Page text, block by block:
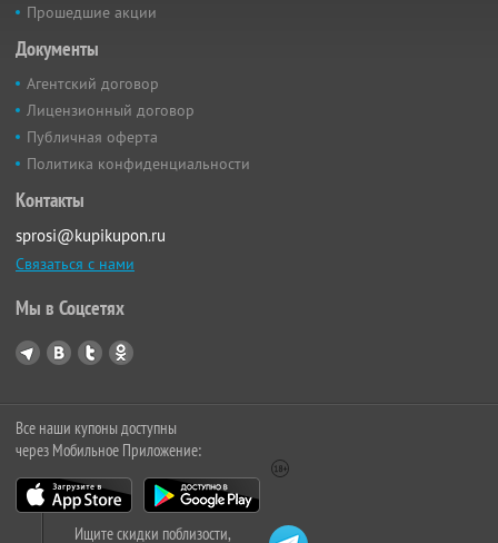
Прошедшие акции
Документы
Агентский договор
Лицензионный договор
Публичная оферта
Политика конфиденциальности
Контакты
sprosi@kupikupon.ru
Связаться с нами
Мы в Соцсетях
Все наши купоны доступны
через Мобильное Приложение:
Ищите скидки поблизости,